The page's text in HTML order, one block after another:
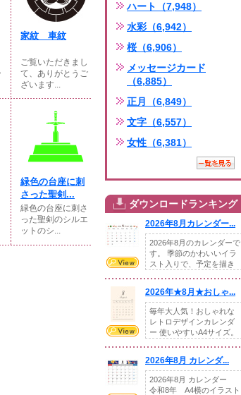
家紋 車紋
ご覧いただきまし
て、ありがとうご
ざいます...
緑色の台座に刺
さった聖剣...
緑色の台座に刺さ
った聖剣のシルエ
ットのシ...
ハート（7,948）
水彩（6,942）
桜（6,906）
メッセージカード
（6,885）
正月（6,849）
文字（6,557）
女性（6,381）
ダウンロードランキング
2026年8月カレンダー...
2026年8月のカレンダーで
す。 季節のかわいいイラ
スト入りで、予定を描き
2026年★8月★おしゃ...
毎年大人気！おしゃれな
レトロデザインカレンダ
ー 使いやすいA4サイズ。
2026年8月 カレンダ...
2026年8月 カレンダー
令和8年 A4横のイラスト